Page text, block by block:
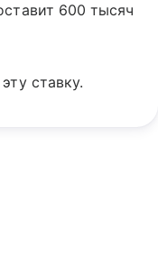
600 тысяч
ставку.